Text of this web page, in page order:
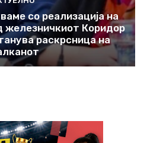
со реализација на
железничкиот Коридор
раскрсница на